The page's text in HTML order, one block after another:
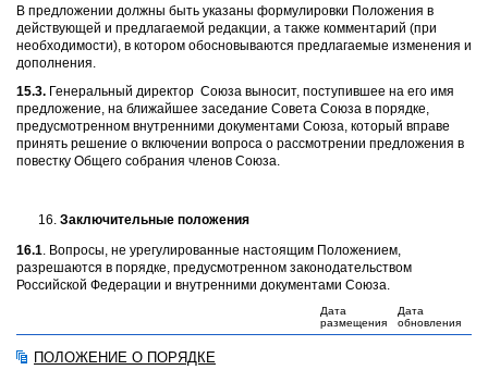
В предложении должны быть указаны формулировки Положения в
действующей и предлагаемой редакции, а также комментарий (при
необходимости), в котором обосновываются предлагаемые изменения и
дополнения.
15.3. Генеральный директор Союза выносит, поступившее на его имя
предложение, на ближайшее заседание Совета Союза в порядке,
предусмотренном внутренними документами Союза, который вправе
принять решение о включении вопроса о рассмотрении предложения в
повестку Общего собрания членов Союза.
Заключительные положения
16.1. Вопросы, не урегулированные настоящим Положением,
разрешаются в порядке, предусмотренном законодательством
Российской Федерации и внутренними документами Союза.
Дата
размещения
Дата
обновления
ПОЛОЖЕНИЕ О ПОРЯДКЕ